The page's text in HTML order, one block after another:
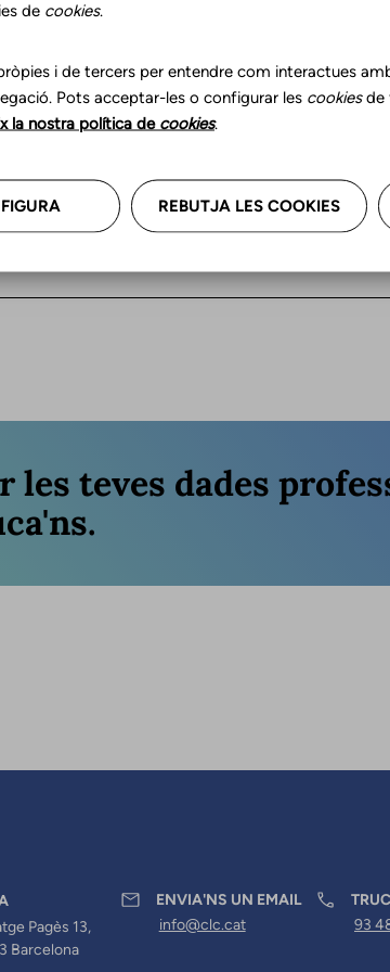
les teves dades
Pagès 13,
Barcelona
ENVIA'NS UN EMAIL
info@clc.cat
93
de cookies.
i de tercers per entendre com interactues
Pots acceptar-les o configurar les cookiesde
la nostra política de cookies.
REBUTJA LES COOKIES